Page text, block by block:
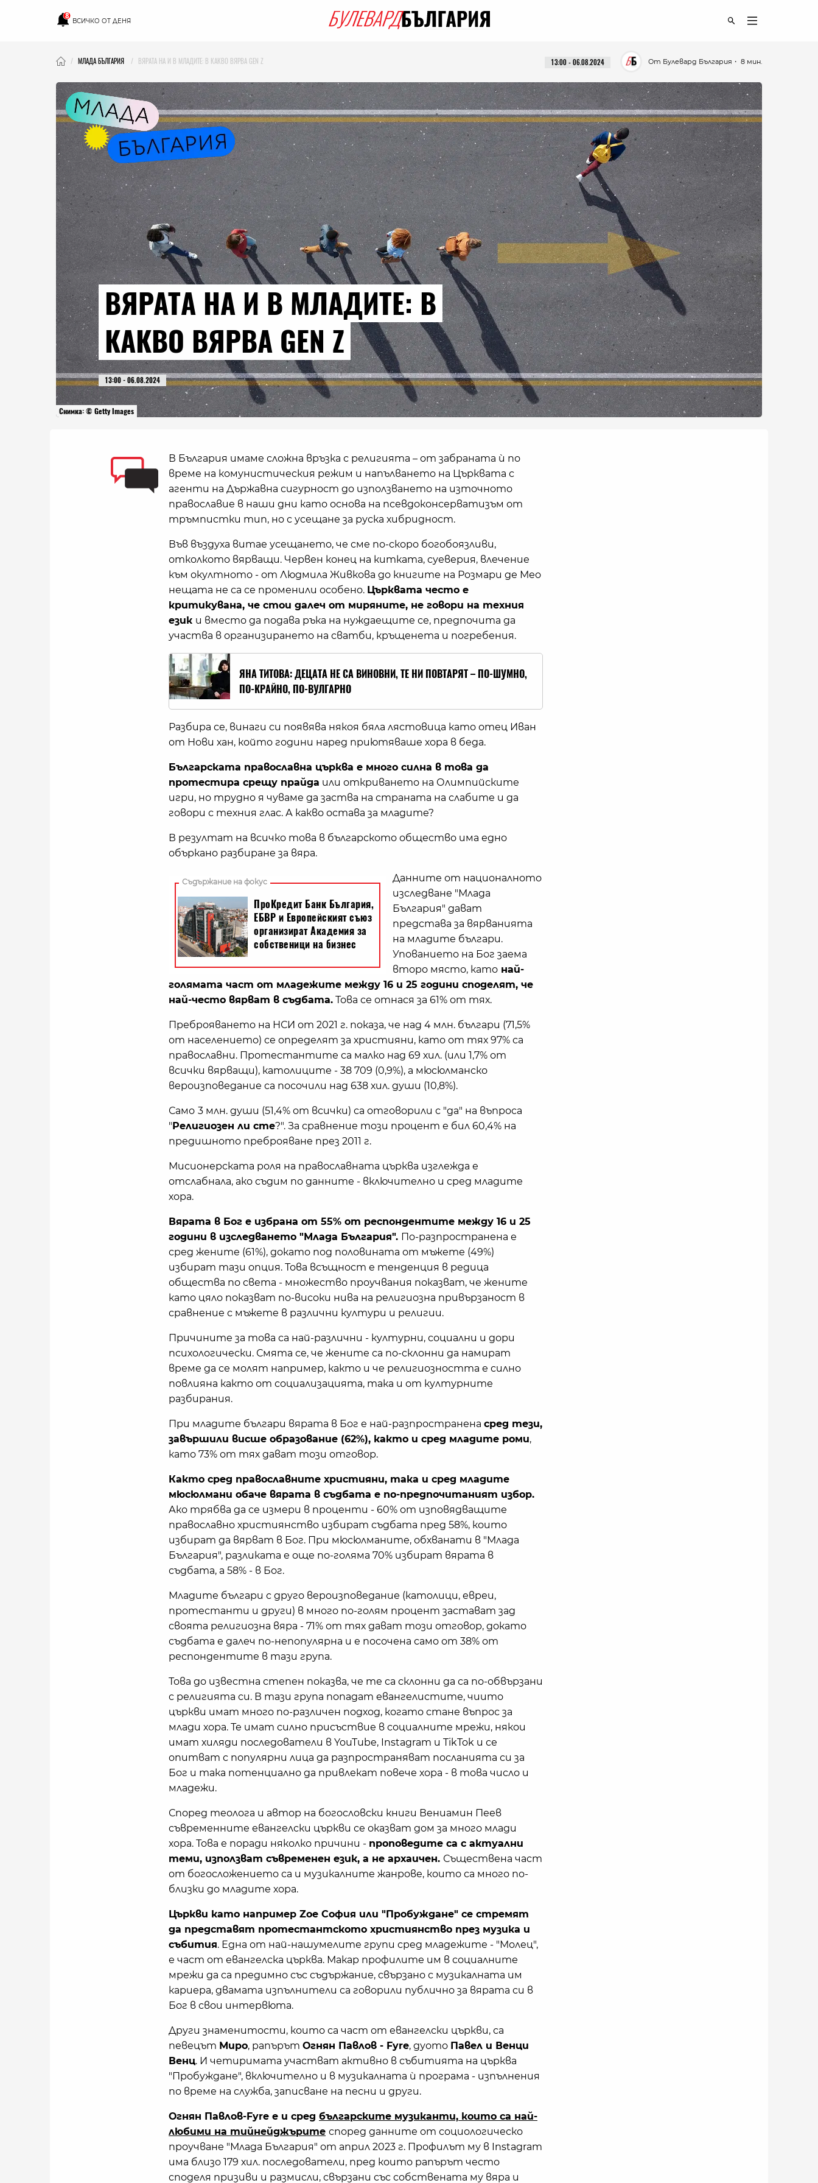
8
ВСИЧКО ОТ ДЕНЯ
МЛАДА БЪЛГАРИЯ ВЯРАТА НА И В МЛАДИТЕ: В КАКВО ВЯРВА GEN Z ・ 8 мин.
От Булевард България
13:00 - 06.08.2024
ВЯРАТА НА И В МЛАДИТЕ: В
КАКВО ВЯРВА GEN Z
13:00 - 06.08.2024
Снимка: © Getty Images
В България имаме сложна връзка с религията – от забраната ѝ по
време на комунистическия режим и напълването на Църквата с
агенти на Държавна сигурност до използването на източното
православие в наши дни като основа на псевдоконсерватизъм от
тръмпистки тип, но с усещане за руска хибридност.
Във въздуха витае усещането, че сме по-скоро богобоязливи,
отколкото вярващи. Червен конец на китката, суеверия, влечение
към окултното - от Людмила Живкова до книгите на Розмари де Мео
нещата не са се променили особено. Църквата често е
критикувана, че стои далеч от миряните, не говори на техния
език и вместо да подава ръка на нуждаещите се, предпочита да
участва в организирането на сватби, кръщенета и погребения.
ЯНА ТИТОВА: ДЕЦАТА НЕ СА ВИНОВНИ, ТЕ НИ ПОВТАРЯТ – ПО-ШУМНО,
ПО-КРАЙНО, ПО-ВУЛГАРНО
Разбира се, винаги си появява някоя бяла лястовица като отец Иван
от Нови хан, който години наред приютяваше хора в беда.
Българската православна църква е много силна в това да
протестира срещу прайда или откриването на Олимпийските
игри, но трудно я чуваме да заства на страната на слабите и да
говори с техния глас. А какво остава за младите?
В резултат на всичко това в българското общество има едно
объркано разбиране за вяра.
Данните от националното
изследване "Млада
България" дават
представа за вярванията
на младите българи.
Упованието на Бог заема
второ място, като най-
голямата част от младежите между 16 и 25 години споделят, че
най-често вярват в съдбата. Това се отнася за 61% от тях.
Преброяването на НСИ от 2021 г. показа, че над 4 млн. българи (71,5%
от населението) се определят за християни, като от тях 97% са
православни. Протестантите са малко над 69 хил. (или 1,7% от
всички вярващи), католиците - 38 709 (0,9%), а мюсюлманско
вероизповедание са посочили над 638 хил. души (10,8%).
Само 3 млн. души (51,4% от всички) са отговорили с "да" на въпроса
"Религиозен ли сте?". За сравнение този процент е бил 60,4% на
предишното преброяване през 2011 г.
Мисионерската роля на православната църква изглежда е
отслабнала, ако съдим по данните - включително и сред младите
хора.
Вярата в Бог е избрана от 55% от респондентите между 16 и 25
години в изследването "Млада България". По-разпространена е
сред жените (61%), докато под половината от мъжете (49%)
избират тази опция. Това всъщност е тенденция в редица
общества по света - множество проучвания показват, че жените
като цяло показват по-високи нива на религиозна привързаност в
сравнение с мъжете в различни култури и религии.
Причините за това са най-различни - културни, социални и дори
психологически. Смята се, че жените са по-склонни да намират
време да се молят например, както и че религиозността е силно
повлияна както от социализацията, така и от културните
разбирания.
При младите българи вярата в Бог е най-разпространена сред тези,
завършили висше образование (62%), както и сред младите роми,
като 73% от тях дават този отговор.
Както сред православните християни, така и сред младите
мюсюлмани обаче вярата в съдбата е по-предпочитаният избор.
Ако трябва да се измери в проценти - 60% от изповядващите
православно християнство избират съдбата пред 58%, които
избират да вярват в Бог. При мюсюлманите, обхванати в "Млада
България", разликата е още по-голяма 70% избират вярата в
съдбата, а 58% - в Бог.
Младите българи с друго вероизповедание (католици, евреи,
протестанти и други) в много по-голям процент застават зад
своята религиозна вяра - 71% от тях дават този отговор, докато
съдбата е далеч по-непопулярна и е посочена само от 38% от
респондентите в тази група.
Това до известна степен показва, че те са склонни да са по-обвързани
с религията си. В тази група попадат евангелистите, чиито
църкви имат много по-различен подход, когато стане въпрос за
млади хора. Те имат силно присъствие в социалните мрежи, някои
имат хиляди последователи в YouTube, Instagram и TikTok и се
опитват с популярни лица да разпространяват посланията си за
Бог и така потенциално да привлекат повече хора - в това число и
младежи.
Според теолога и автор на богословски книги Вениамин Пеев
съвременните евангелски църкви се оказват дом за много млади
хора. Това е поради няколко причини - проповедите са с актуални
теми, използват съвременен език, а не архаичен. Съществена част
от богосложението са и музикалните жанрове, които са много по-
близки до младите хора.
Църкви като например Zoe София или "Пробуждане" се стремят
да представят протестантското християнство през музика и
събития. Една от най-нашумелите групи сред младежите - "Молец",
е част от евангелска църква. Макар профилите им в социалните
мрежи да са предимно със съдържание, свързано с музикалната им
кариера, двамата изпълнители са говорили публично за вярата си в
Бог в свои интервюта.
Други знаменитости, които са част от евангелски църкви, са
певецът Миро, рапърът Огнян Павлов - Fyre, дуото Павел и Венци
Венц. И четиримата участват активно в събитията на църква
"Пробуждане", включително и в музикалната ѝ програма - изпълнения
по време на служба, записване на песни и други.
Огнян Павлов-Fyre e и сред българските музиканти, които са най-
любими на тийнейджърите според данните от социологическо
проучване "Млада България" от април 2023 г. Профилът му в Instagram
има близо 179 хил. последователи, пред които рапърът често
споделя призиви и размисли, свързани със собствената му вяра и